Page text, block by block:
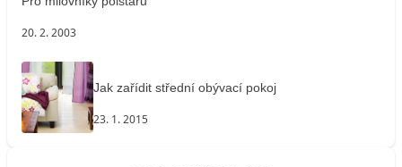
20. 2. 2003
Jak zařídit střední obývací pokoj
23. 1. 2015